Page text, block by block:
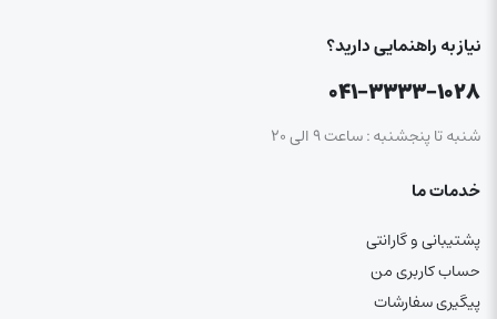
نیاز به راهنمایی دارید؟
۰۴۱-۳۳۳۳-۱۰۲۸
شنبه تا پنجشنبه : ساعت ۹ الی ۲۰
خدمات ما
پشتیبانی و گارانتی
حساب کاربری من
پیگیری سفارشات